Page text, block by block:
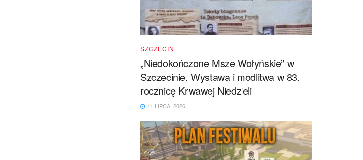
SZCZECIN
„Niedokończone Msze Wołyńskie” w
Szczecinie. Wystawa i modlitwa w 83.
rocznicę Krwawej Niedzieli
11 LIPCA, 2026